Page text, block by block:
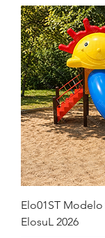
Elo01ST
ElosuL 2026